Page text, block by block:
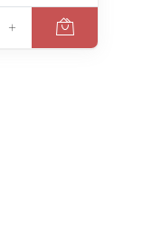
+